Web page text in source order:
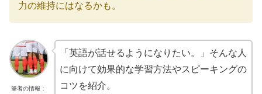
力の維持にはなるかも。
筆者の情報：
「英語が話せるようになりたい。」そんな人
に向けて効果的な学習方法やスピーキングの
コツを紹介。